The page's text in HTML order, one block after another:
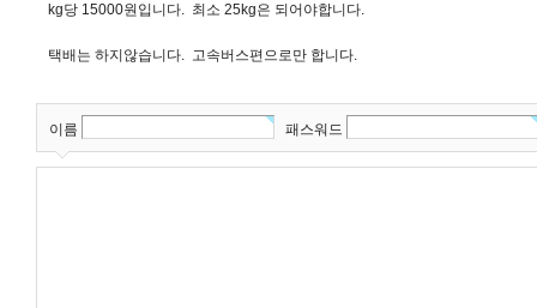
kg당 15000원입니다. 최소 25kg은 되어야합니다.
택배는 하지않습니다. 고속버스편으로만 합니다.
이름 패스워드